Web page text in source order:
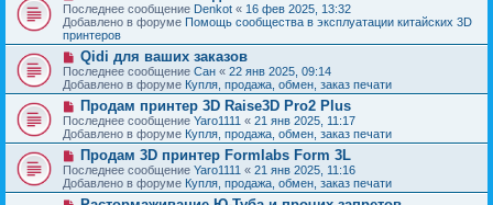
е
н
и
е
о
о
б
щ
е
н
и
е
о
в
о
е
с
о
о
б
щ
е
н
и
е
Последнее сообщение Denkot « 16 фев 2025, 13:32
Добавлено в форуме Помощь сообщества в эксплуатации китайских 3D
принтеров
Н
о
в
о
с
о
о
б
щ
е
н
Qidi для ваших заказов
Последнее сообщение Сан « 22 янв 2025, 09:14
Добавлено в форуме Купля, продажа, обмен, заказ печати
Н
о
в
о
с
о
о
Продам принтер 3D Raise3D Pro2 Plus
Последнее сообщение Yaro1111 « 21 янв 2025, 11:17
Добавлено в форуме Купля, продажа, обмен, заказ печати
Н
о
в
о
Продам 3D принтер Formlabs Form 3L
Последнее сообщение Yaro1111 « 21 янв 2025, 11:16
Добавлено в форуме Купля, продажа, обмен, заказ печати
Н